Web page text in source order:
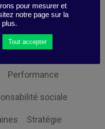
Leadership
Mon efficacité
Organisation
Performance
sociale
Stratégie
pour mesurer et
notre page sur la
plus.
Tout accepter